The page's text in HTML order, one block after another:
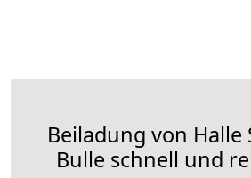
Beiladung von Halle
Bulle schnell und